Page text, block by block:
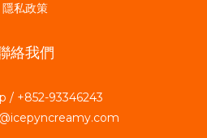
隱私政策
絡我們
/ +852-93346243